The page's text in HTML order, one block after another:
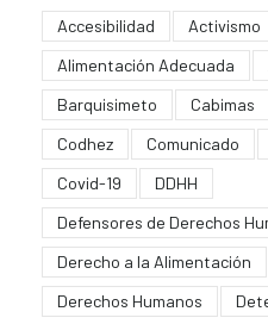
Accesibilidad Activismo
Alimentación Adecuada
Barquisimeto
Cabimas
Codhez
Comunicado
Covid-19
DDHH
Defensores de Derechos
Derecho a la Alimentación
Derechos Humanos